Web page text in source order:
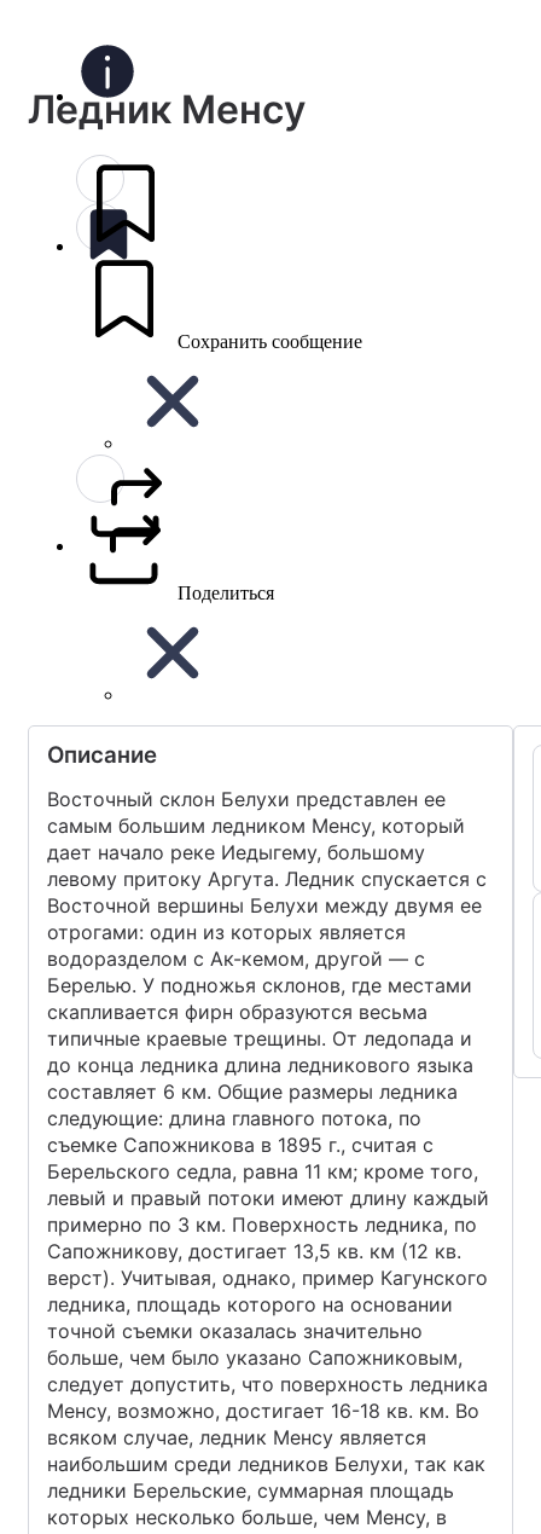
Ледник Менсу
Сохранить сообщение
Поделиться
Описание
Восточный склон Белухи представлен ее
самым большим ледником Менсу, который
дает начало реке Иедыгему, большому
левому притоку Аргута. Ледник спускается с
Восточной вершины Белухи между двумя ее
отрогами: один из которых является
водоразделом с Ак-кемом, другой — с
Берелью. У подножья склонов, где местами
скапливается фирн образуются весьма
типичные краевые трещины. От ледопада и
до конца ледника длина ледникового языка
составляет 6 км. Общие размеры ледника
следующие: длина главного потока, по
съемке Сапожникова в 1895 г., считая с
Берельского седла, равна 11 км; кроме того,
левый и правый потоки имеют длину каждый
примерно по 3 км. Поверхность ледника, по
Сапожникову, достигает 13,5 кв. км (12 кв.
верст). Учитывая, однако, пример Кагунского
ледника, площадь которого на основании
точной съемки оказалась значительно
больше, чем было указано Сапожниковым,
следует допустить, что поверхность ледника
Менсу, возможно, достигает 16-18 кв. км. Во
всяком случае, ледник Менсу является
наибольшим среди ледников Белухи, так как
ледники Берельские, суммарная площадь
которых несколько больше, чем Менсу, в